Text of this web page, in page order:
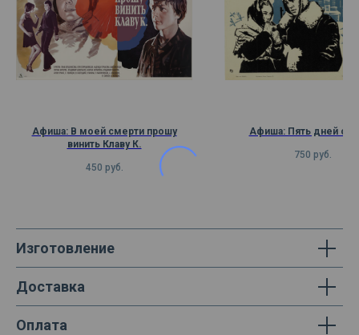
Афиша: В моей смерти прошу
винить Клаву К.
450 руб.
Афиша: Пять дней
750 руб.
Изготовление
Доставка
Оплата